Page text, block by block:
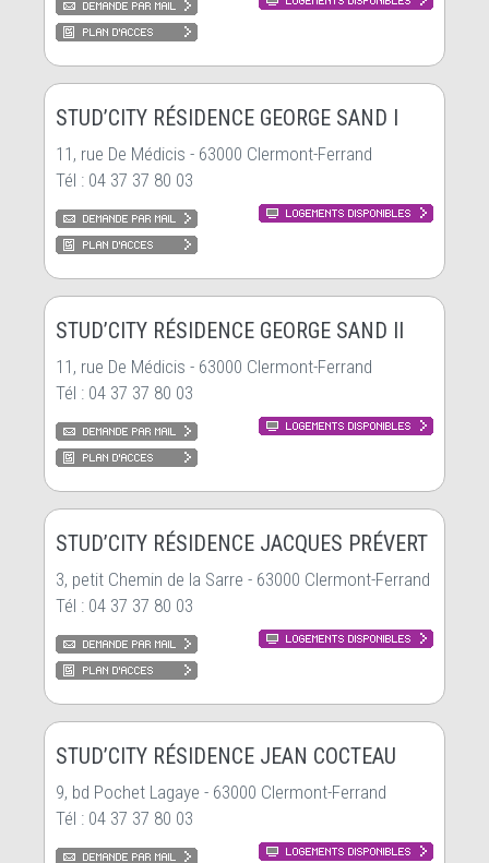
STUD’CITY RÉSIDENCE GEORGE SAND I
11, rue De Médicis - 63000 Clermont-Ferrand
Tél : 04 37 37 80 03
STUD’CITY RÉSIDENCE GEORGE SAND II
11, rue De Médicis - 63000 Clermont-Ferrand
Tél : 04 37 37 80 03
STUD’CITY RÉSIDENCE JACQUES PRÉVERT
3, petit Chemin de la Sarre - 63000 Clermont-Ferrand
Tél : 04 37 37 80 03
STUD’CITY RÉSIDENCE JEAN COCTEAU
9, bd Pochet Lagaye - 63000 Clermont-Ferrand
Tél : 04 37 37 80 03